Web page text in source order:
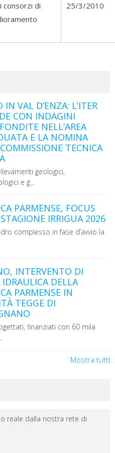
consorzi di
25/3/2010
IN VAL D’ENZA: L’ITER
CON INDAGINI
NELL’AREA
E LA NOMINA
TECNICA
geologici,
e g...
PARMENSE, FOCUS
IRRIGUA 2026
complesso in fase d’avvio la
INTERVENTO DI
IDRAULICA DELLA
PARMENSE IN
TEGGE DI
finanziati con 60 mila
Mostra tutti
reale dalla nostra rete di